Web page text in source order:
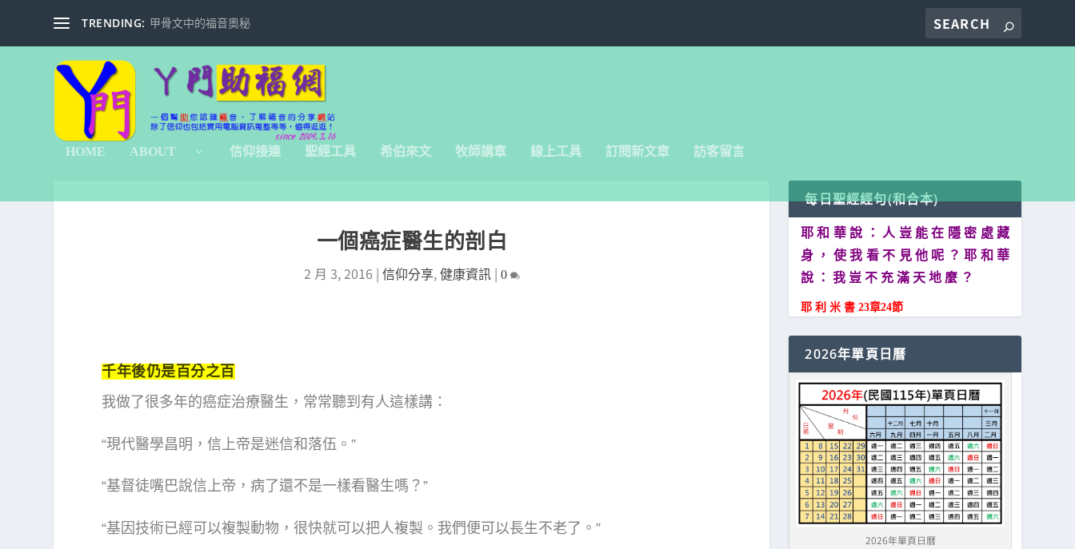
TRENDING: 甲骨文中的福音奧秘
HOME ABOUT 信仰接連 聖經工具 希伯來文 牧師講章 線上工具 訂閱新文章 訪客留言
一個癌症醫生的剖白
2 月 3, 2016 | 信仰分享, 健康資訊| 0
千年後仍是百分之百
我做了很多年的癌症治療醫生，常常聽到有人這樣講：
“現代醫學昌明，信上帝是迷信和落伍。”
“基督徒嘴巴說信上帝，病了還不是一樣看醫生嗎？”
“基因技術已經可以複製動物，很快就可以把人複製。我們便可以長生不老了。”
每日聖經經句(和合本)
耶 和 華 說 ： 人 豈 能 在 隱 密 處 藏
身 ， 使 我 看 不 見 他 呢 ？ 耶 和 華
說 ： 我 豈 不 充 滿 天 地 麼 ？
耶 利 米 書 23章24節
2026年單頁日曆
2026年單頁日曆